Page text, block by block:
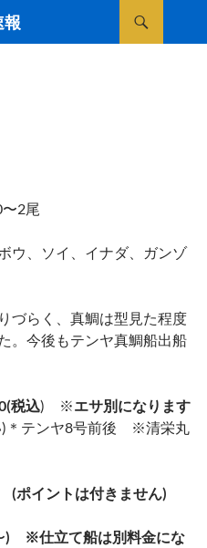
2尾
ウ、ソイ、イナダ、ガンゾ
づらく、真鯛は型見た程度
。今後もテンヤ真鯛船出船
税込) ※エサ別になります
)＊テンヤ8号前後 ※清栄丸
ポイントは付きません)
) ※仕立て船は別料金にな